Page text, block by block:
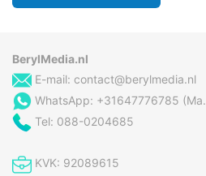
BerylMedia.nl
E-mail: contact@berylmedia.nl
WhatsApp: +31647776785
Tel: 088-0204685
KVK: 92089615